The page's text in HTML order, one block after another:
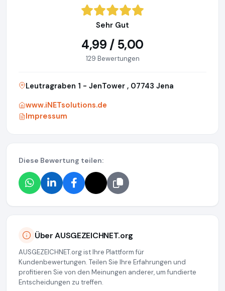
Sehr Gut
4,99 / 5,00
129 Bewertungen
Leutragraben 1 - JenTower , 07743 Jena
www.iNETsolutions.de
Impressum
Diese Bewertung teilen:
Über AUSGEZEICHNET.org
AUSGEZEICHNET.org ist Ihre Plattform für
Kundenbewertungen. Teilen Sie Ihre Erfahrungen und
profitieren Sie von den Meinungen anderer, um fundierte
Entscheidungen zu treffen.